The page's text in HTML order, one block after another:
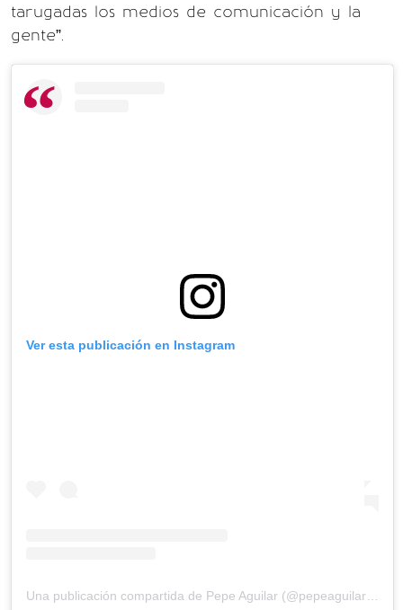
tarugadas los medios de comunicación y la
gente”.
Ver esta publicación en Instagram